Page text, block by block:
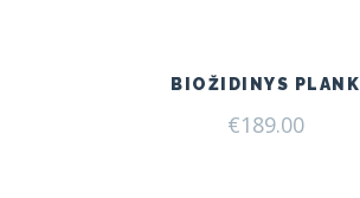
BIOŽIDINYS PLANK
€189.00